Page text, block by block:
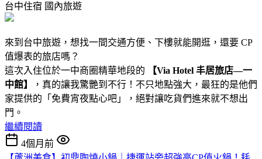
台中住宿 國內旅遊
來到台中旅遊，想找一間交通方便、下樓就能開逛，還要 CP
值爆表的旅店嗎？
這次入住位於一中商圈精華地段的
【Via Hotel 丰居旅店—一
中館】
，真的讓我驚艷到不行！不只地點強大，最狂的是他們
家提供的「免費宵夜點心吧」，絕對讓吃貨們進來就不想出
門。
繼續閱讀
4個月前